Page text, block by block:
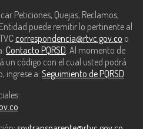
Peticiones, Quejas, Reclamos,
puede remitir lo pertinente al
correspondencia@rtvc.gov.co o
Contacto PQRSD. Al momento de
un código con el cual usted podrá
ingrese a: Seguimiento de PQRSD